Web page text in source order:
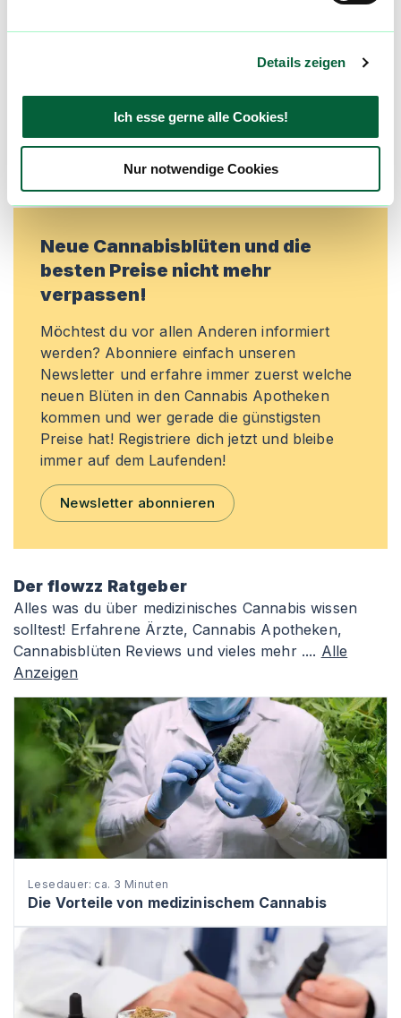
Details zeigen
Ich esse gerne alle Cookies!
Nur notwendige Cookies
Lieblingsblüten zu merken, rechtzeitig über
Jetzt registrieren
Neue Cannabisblüten und die
besten Preise nicht mehr
verpassen!
Möchtest du vor allen Anderen informiert
werden? Abonniere einfach unseren
Newsletter und erfahre immer zuerst welche
neuen Blüten in den Cannabis Apotheken
kommen und wer gerade die günstigsten
Preise hat! Registriere dich jetzt und bleibe
immer auf dem Laufenden!
Newsletter abonnieren
Der flowzz Ratgeber
Alles was du über medizinisches Cannabis wissen
solltest! Erfahrene Ärzte, Cannabis Apotheken,
Cannabisblüten Reviews und vieles mehr .... Alle
Anzeigen
Lesedauer: ca. 3 Minuten
Die Vorteile von medizinischem Cannabis